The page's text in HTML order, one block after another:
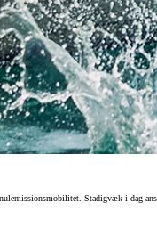
Stadigvæk i dag